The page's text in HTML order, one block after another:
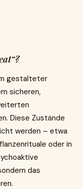
gestalteter
sicheren,
Diese Zustände
werden – etwa
oder in
das